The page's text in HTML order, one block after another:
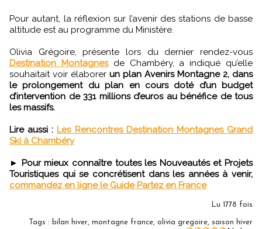
Pour autant, la réflexion sur l’avenir des stations de basse
altitude est au programme du Ministère.
Olivia Grégoire, présente lors du dernier rendez-vous
Destination Montagnesde Chambéry, a indiqué qu’elle
souhaitait voir élaborer un plan Avenirs Montagne 2, dans
le prolongement du plan en cours doté d’un budget
d’intervention de 331 millions d’euros au bénéfice de tous
les massifs.
Lire aussi : Les Rencontres Destination Montagnes Grand
Ski à Chambéry
► Pour mieux connaître toutes les Nouveautés et Projets
Touristiques qui se concrétisent dans les années à venir,
commandez en ligne le Guide Partez en France
Lu 1778 fois
Tags : bilan hiver, montagne france, olivia gregoire, saison hiver